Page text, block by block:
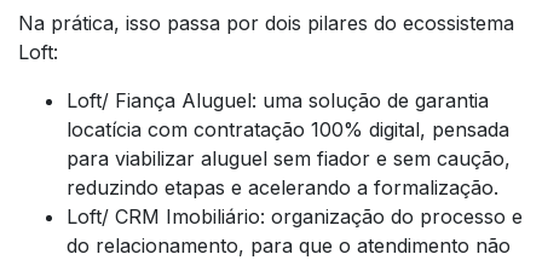
Na prática, isso passa por dois pilares do ecossistema
Loft:
Loft/ Fiança Aluguel: uma solução de garantia
locatícia com contratação 100% digital, pensada
para viabilizar aluguel sem fiador e sem caução,
reduzindo etapas e acelerando a formalização.
Loft/ CRM Imobiliário: organização do processo e
do relacionamento, para que o atendimento não